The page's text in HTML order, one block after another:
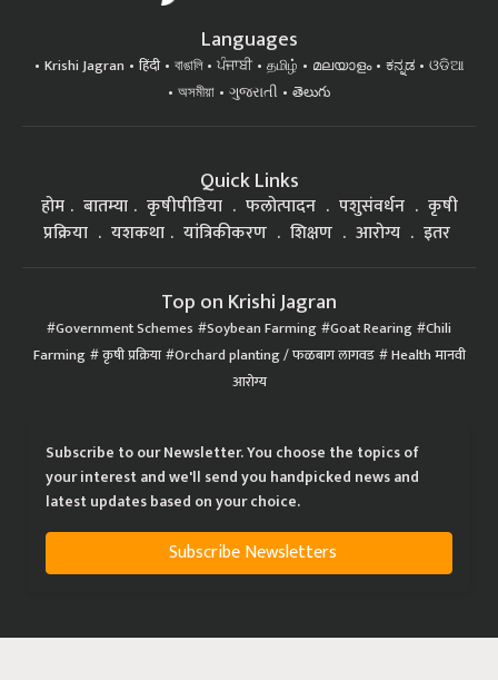
Languages
Krishi Jagran हिंदी বাঙালি ਪੰਜਾਬੀ தமிழ் മലയാളം ಕನ್ನಡ
ଓଡିଆ
অসমীয়া
ગુજરાતી తెలుగు
Quick Links
होम बातम्या कृषीपीडिया फलोत्पादन पशुसंवर्धन
कृषी
प्रक्रिया
यशकथा यांत्रिकीकरण शिक्षण आरोग्य इतर
Top on Krishi Jagran
Government Schemes Soybean Farming Goat Rearing Chili
Farming कृषी प्रक्रिया Orchard planting / फळबाग लागवड Health मानवी
आरोग्य
Subscribe to our Newsletter. You choose the topics of
your interest and we'll send you handpicked news and
latest updates based on your choice.
Subscribe Newsletters